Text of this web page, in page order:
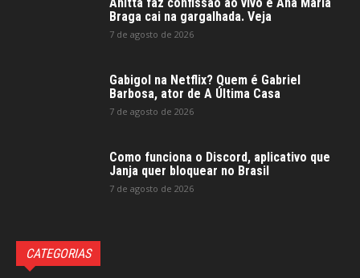
Braga cai na gargalhada. Veja
7 de agosto de 2026
Gabigol na Netflix? Quem é Gabriel
Barbosa, ator de A Última Casa
7 de agosto de 2026
Como funciona o Discord, aplicativo que
Janja quer bloquear no Brasil
7 de agosto de 2026
CATEGORIAS